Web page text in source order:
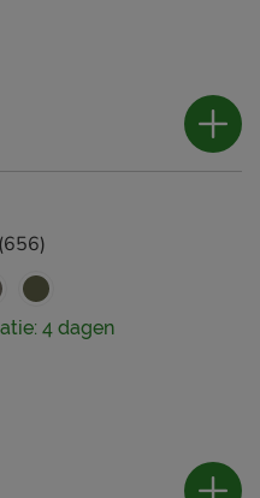
(656)
4 dagen